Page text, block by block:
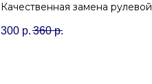
Качественная замена рулевой
и течей в Уручье с гарантией.
300 р. 360 р.